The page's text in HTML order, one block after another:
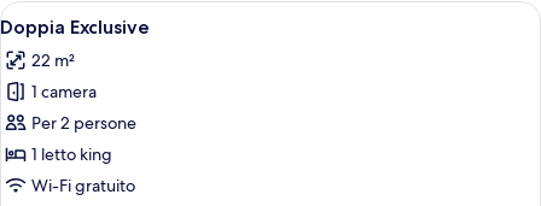
Apri
tutte
le
foto
per
Doppia
Exclusive
Camera d'albergo con un ampio
5
Doppia Exclusive
22 m²
1 camera
Per 2 persone
1 letto king
Wi-Fi gratuito